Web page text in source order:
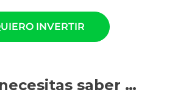
INVERTIR
saber …